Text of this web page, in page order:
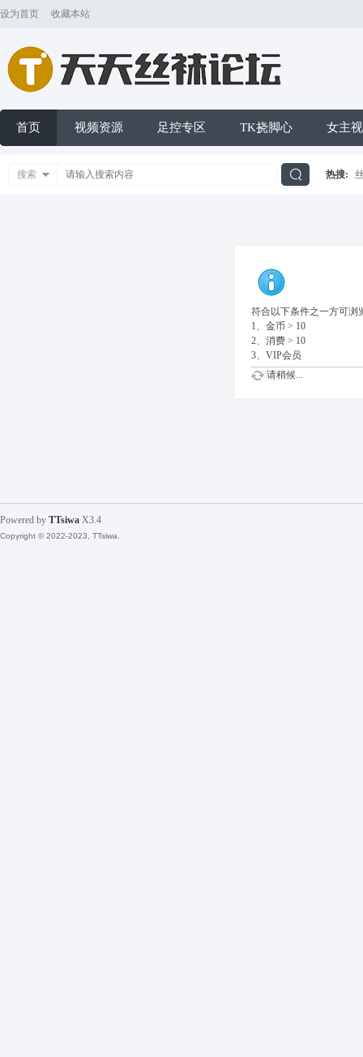
设为首页 收藏本站
首页 视频资源 足控专区 TK挠脚心 女主
搜索 热搜:
符合以下条件之一方可浏
1、金币 > 10
2、消费 > 10
3、VIP会员
请稍候...
Powered by TTsiwa X3.4
Copyright © 2022-2023, TTsiwa.